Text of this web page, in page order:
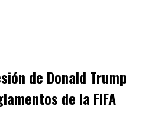
de Donald Trump
de la FIFA